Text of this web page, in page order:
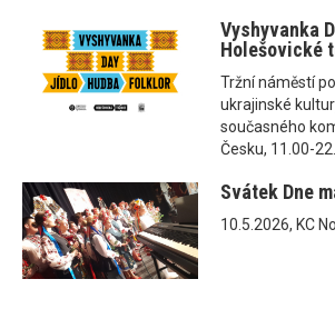
Vyshyvanka
Holešovické
Tržní náměstí
ukrajinské
současného
Česku, 11.00-
Svátek Dne
10.5.2026, KC